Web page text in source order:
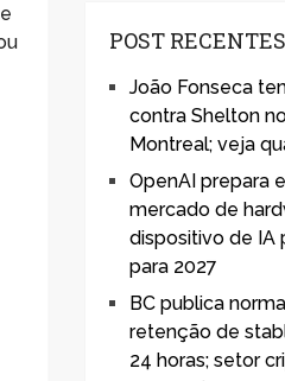
POST RECENTES
João Fonseca
contra Shelton
Montreal; veja
OpenAI prepara
mercado de
dispositivo de IA
para 2027
BC publica
retenção de
24 horas; setor